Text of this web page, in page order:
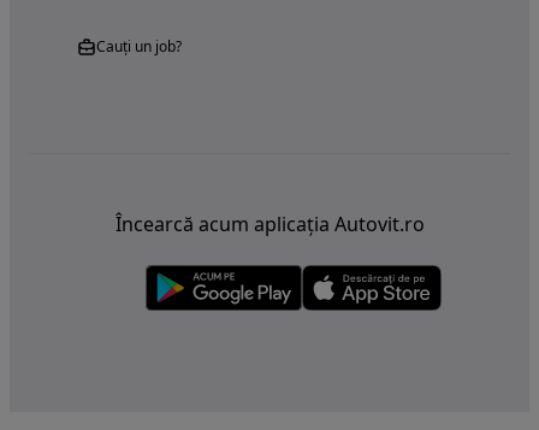
Cauți un job?
Încearcă acum aplicația Autovit.ro